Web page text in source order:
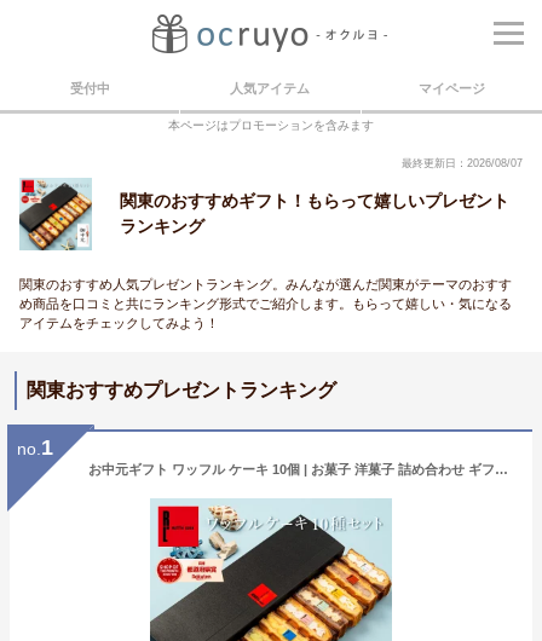
受付中 人気アイテム マイページ
本ページはプロモーションを含みます
最終更新日：2026/08/07
関東のおすすめギフト！もらって嬉しいプレゼント
ランキング
関東のおすすめ人気プレゼントランキング。みんなが選んだ関東がテーマのおすす
め商品を口コミと共にランキング形式でご紹介します。もらって嬉しい・気になる
アイテムをチェックしてみよう！
関東おすすめプレゼントランキング
no. 1
お中元ギフト ワッフル ケーキ 10個 | お菓子 洋菓子 詰め合わせ ギフト 個包装 お中元 御中元 ワッフルケーキ スイーツ 冷凍 お取り寄せスイーツ 女性 彼女 妻 お中元スウィーツ 誕生日プレゼント ワッフルサンド かわいい おしゃれ 手土産 お礼 3000円 送料無料